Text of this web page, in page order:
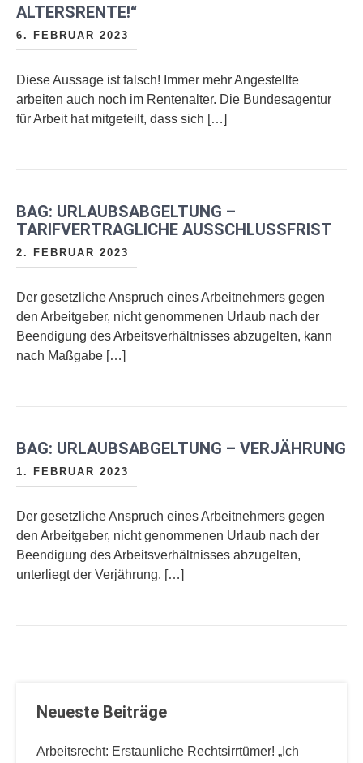
ALTERSRENTE!“
6. FEBRUAR 2023
Diese Aussage ist falsch! Immer mehr Angestellte
arbeiten auch noch im Rentenalter. Die Bundesagentur
für Arbeit hat mitgeteilt, dass sich […]
BAG: URLAUBSABGELTUNG –
TARIFVERTRAGLICHE AUSSCHLUSSFRIST
2. FEBRUAR 2023
Der gesetzliche Anspruch eines Arbeitnehmers gegen
den Arbeitgeber, nicht genommenen Urlaub nach der
Beendigung des Arbeitsverhältnisses abzugelten, kann
nach Maßgabe […]
BAG: URLAUBSABGELTUNG – VERJÄHRUNG
1. FEBRUAR 2023
Der gesetzliche Anspruch eines Arbeitnehmers gegen
den Arbeitgeber, nicht genommenen Urlaub nach der
Beendigung des Arbeitsverhältnisses abzugelten,
unterliegt der Verjährung. […]
Neueste Beiträge
Arbeitsrecht: Erstaunliche Rechtsirrtümer! „Ich